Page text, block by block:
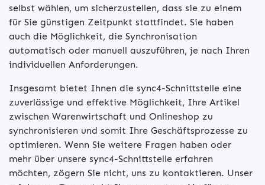
selbst wählen, um sicherzustellen, dass sie zu einem
für Sie günstigen Zeitpunkt stattfindet. Sie haben
auch die Möglichkeit, die Synchronisation
automatisch oder manuell auszuführen, je nach Ihren
individuellen Anforderungen.
Insgesamt bietet Ihnen die sync4-Schnittstelle eine
zuverlässige und effektive Möglichkeit, Ihre Artikel
zwischen Warenwirtschaft und Onlineshop zu
synchronisieren und somit Ihre Geschäftsprozesse zu
optimieren. Wenn Sie weitere Fragen haben oder
mehr über unsere sync4-Schnittstelle erfahren
möchten, zögern Sie nicht, uns zu kontaktieren. Unser